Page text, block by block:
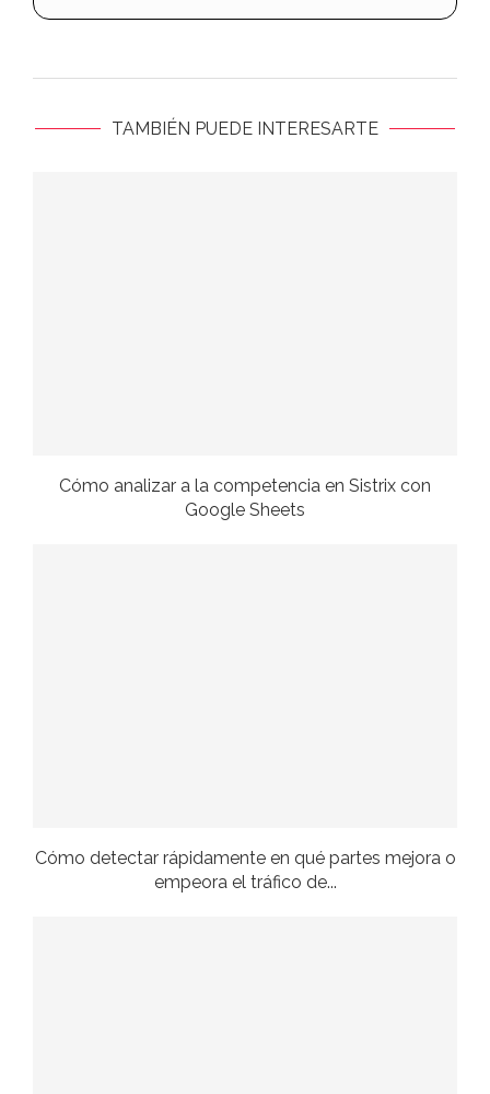
TAMBIÉN PUEDE INTERESARTE
Cómo analizar a la competencia en Sistrix con
Google Sheets
Cómo detectar rápidamente en qué partes mejora o
empeora el tráfico de...